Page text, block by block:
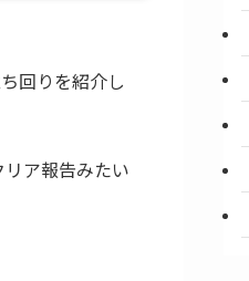
回りを紹介し
ア報告みたい